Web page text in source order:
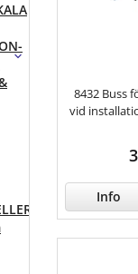
8432 Buss
vid
Info